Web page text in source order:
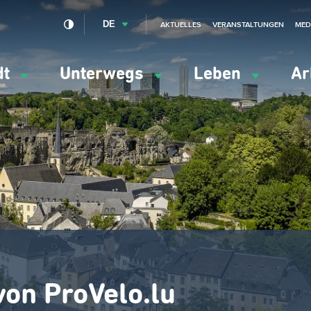
Unterwegs Leben
DE AKTUELLES VERANSTALTUNGEN
ProVelo.lu